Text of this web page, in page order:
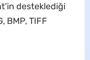
desteklediği
BMP, TIFF